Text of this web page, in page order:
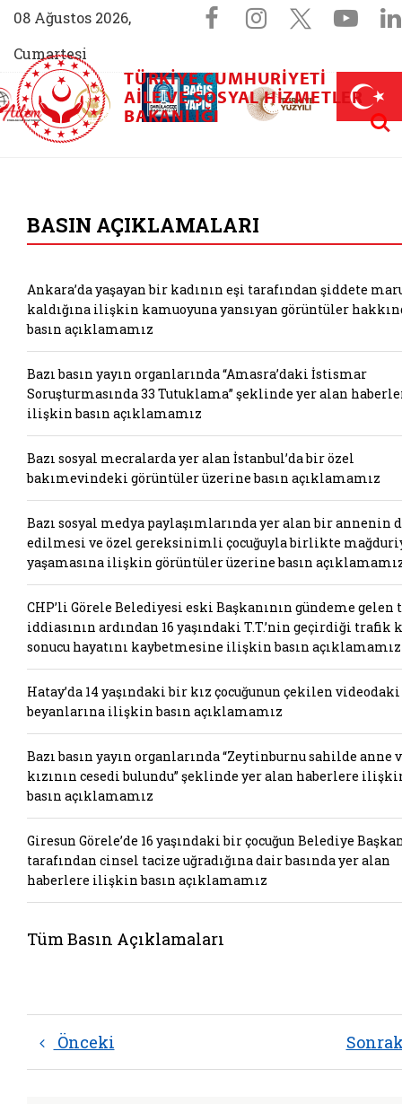
08 Ağustos 2026,
Cumartesi
Sosyal
Facebook
Instagram
X
Aile (yeni sekmede açılır)
AİLEM İletişim Merkezi (yeni sekmede açılır)
Aile ve Nüfus On Yılı (yeni sekmede açılır)
Darülaceze bağış sayfası (yeni
TÜRKIYE CUMHURIYETI
AILE VE SOSYAL HIZMETLER
BAKANLIĞI
BASIN AÇIKLAMALARI
Ankara’da yaşayan bir kadının eşi tarafından şiddete
kaldığına ilişkin kamuoyuna yansıyan görüntüler
basın açıklamamız
Bazı basın yayın organlarında “Amasra’daki İstismar
Soruşturmasında 33 Tutuklama” şeklinde yer alan
ilişkin basın açıklamamız
Bazı sosyal mecralarda yer alan İstanbul’da bir özel
bakımevindeki görüntüler üzerine basın açıklamamız
Bazı sosyal medya paylaşımlarında yer alan bir annenin
edilmesi ve özel gereksinimli çocuğuyla birlikte
yaşamasına ilişkin görüntüler üzerine basın
CHP’li Görele Belediyesi eski Başkanının gündeme gelen
iddiasının ardından 16 yaşındaki T.T.’nin geçirdiği trafik
sonucu hayatını kaybetmesine ilişkin basın açıklamamız
Hatay’da 14 yaşındaki bir kız çocuğunun çekilen videodaki
beyanlarına ilişkin basın açıklamamız
Bazı basın yayın organlarında “Zeytinburnu sahilde anne
kızının cesedi bulundu” şeklinde yer alan haberlere
basın açıklamamız
Giresun Görele’de 16 yaşındaki bir çocuğun Belediye
tarafından cinsel tacize uğradığına dair basında yer alan
haberlere ilişkin basın açıklamamız
Tüm Basın Açıklamaları
Önceki